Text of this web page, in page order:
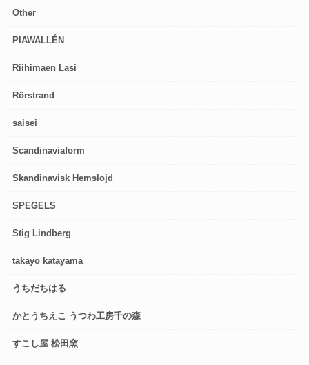
Other
PIAWALLÉN
Riihimaen Lasi
Rörstrand
saisei
Scandinaviaform
Skandinavisk Hemslojd
SPEGELS
Stig Lindberg
takayo katayama
うちだちはる
かとうちえこ うつわ工房千の森
すこし屋 松田窯